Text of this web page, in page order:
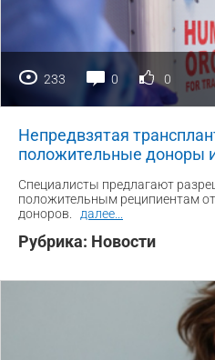
233 0 0
Непредвзятая
положительные доноры
Специалисты предлагают
положительным реципиентам
доноров.
далее
Рубрика: Новости